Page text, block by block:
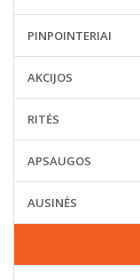
PINPOINTERIAI
AKCIJOS
RITĖS
APSAUGOS
AUSINĖS